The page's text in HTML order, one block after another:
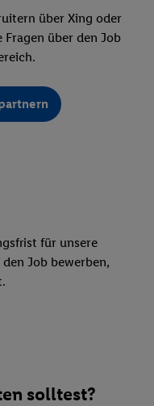
über Xing oder
über den Job
für unsere
Job bewerben,
solltest?